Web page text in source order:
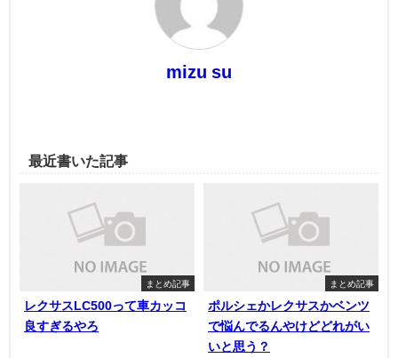
mizu su
最近書いた記事
まとめ記事
レクサスLC500って車カッコ
良すぎるやろ
まとめ記事
ポルシェかレクサスかベンツ
で悩んでるんやけどどれがい
いと思う？